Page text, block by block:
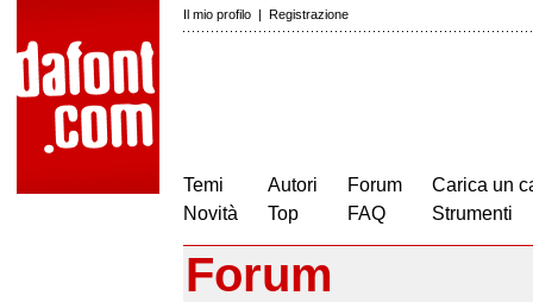
Il mio profilo | Registrazione
Temi
Novità
Autori
Top
Forum
FAQ
Carica un
Strumenti
Forum